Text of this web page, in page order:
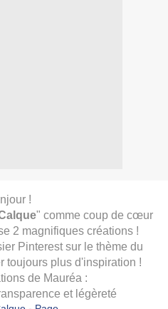
!
" comme coup de cœur
2 magnifiques créations !
Pinterest sur le thème du
toujours plus d'inspiration !
de Mauréa :
et légèreté